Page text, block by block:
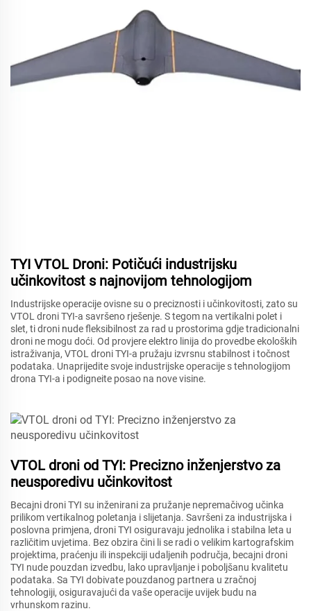
TYI VTOL Droni: Potičući industrijsku
učinkovitost s najnovijom tehnologijom
Industrijske operacije ovisne su o preciznosti i učinkovitosti, zato su
VTOL droni TYI-a savršeno rješenje. S tegom na vertikalni polet i
slet, ti droni nude fleksibilnost za rad u prostorima gdje tradicionalni
droni ne mogu doći. Od provjere elektro linija do provedbe ekoloških
istraživanja, VTOL droni TYI-a pružaju izvrsnu stabilnost i točnost
podataka. Unaprijedite svoje industrijske operacije s tehnologijom
drona TYI-a i podigneite posao na nove visine.
VTOL droni od TYI: Precizno inženjerstvo za
neusporedivu učinkovitost
Becajni droni TYI su inženirani za pružanje nepremačivog učinka
prilikom vertikalnog poletanja i slijetanja. Savršeni za industrijska i
poslovna primjena, droni TYI osiguravaju jednolika i stabilna leta u
različitim uvjetima. Bez obzira čini li se radi o velikim kartografskim
projektima, praćenju ili inspekciji udaljenih područja, becajni droni
TYI nude pouzdan izvedbu, lako upravljanje i poboljšanu kvalitetu
podataka. Sa TYI dobivate pouzdanog partnera u zračnoj
tehnologiji, osiguravajući da vaše operacije uvijek budu na
vrhunskom razinu.